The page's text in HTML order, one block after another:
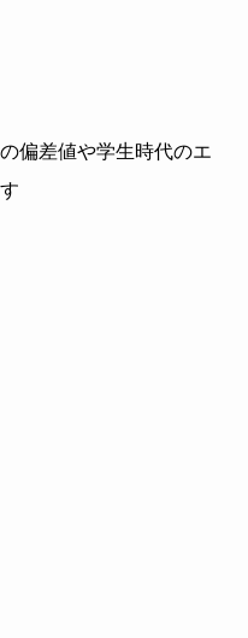
偏差値や学生時代のエ